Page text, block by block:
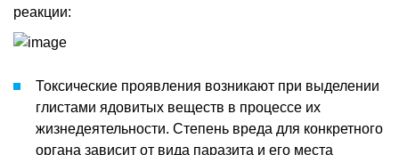
реакции:
Токсические проявления возникают при выделении
глистами ядовитых веществ в процессе их
жизнедеятельности. Степень вреда для конкретного
органа зависит от вида паразита и его места